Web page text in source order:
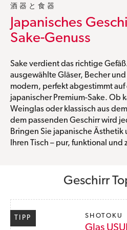
酒器と食器
Japanisches
Sake-Genuss
Sake verdient das richtige
ausgewählte Gläser, Becher
modern, perfekt abgestimmt auf
japanischer Premium-Sake. Ob
Weinglas oder klassisch aus
dem passenden Geschirr wird
Bringen Sie japanische Ästhetik
Ihren Tisch – pur, funktional und
Geschirr
TIPP SHOTOKU